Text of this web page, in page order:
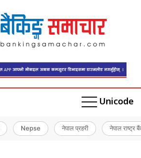
Unicode
Nepse नेपाल प्रहरी नेपाल राष्ट्र